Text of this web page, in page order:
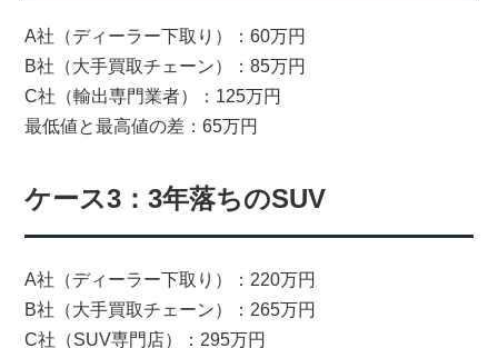
A社（ディーラー下取り）：60万円
B社（大手買取チェーン）：85万円
C社（輸出専門業者）：125万円
最低値と最高値の差：65万円
ケース3：3年落ちのSUV
A社（ディーラー下取り）：220万円
B社（大手買取チェーン）：265万円
C社（SUV専門店）：295万円